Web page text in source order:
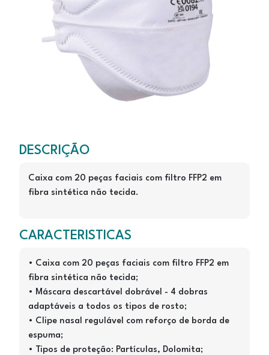
M1205
DESCRIÇÃO
Caixa com 20 peças faciais com filtro FFP2 em
fibra sintética não tecida.
CARACTERISTICAS
• Caixa com 20 peças faciais com filtro FFP2 em
fibra sintética não tecida;
• Máscara descartável dobrável - 4 dobras
adaptáveis a todos os tipos de rosto;
• Clipe nasal regulável com reforço de borda de
espuma;
• Tipos de proteção: Partículas, Dolomita;